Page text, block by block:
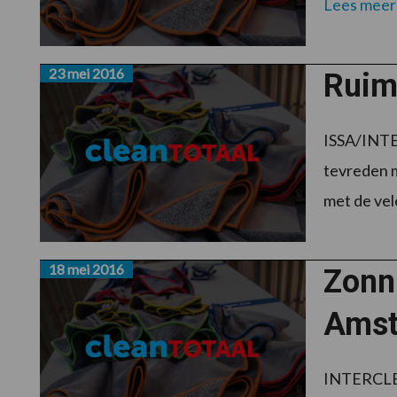
Lees meer
23 mei 2016
ISSA/
tevreden
met de
18 mei 2016